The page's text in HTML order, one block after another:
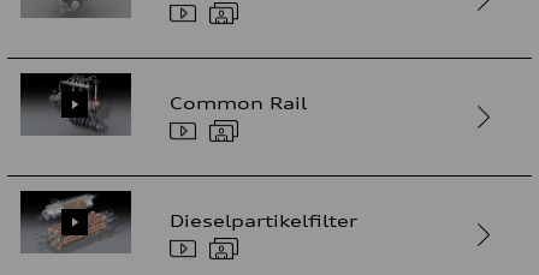
Common Rail
Dieselpartikelfilter